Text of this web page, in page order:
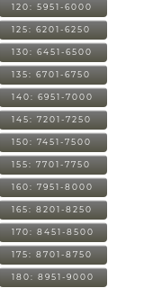
120: 5951-6000
125: 6201-6250
130: 6451-6500
135: 6701-6750
140: 6951-7000
145: 7201-7250
150: 7451-7500
155: 7701-7750
160: 7951-8000
165: 8201-8250
170: 8451-8500
175: 8701-8750
180: 8951-9000